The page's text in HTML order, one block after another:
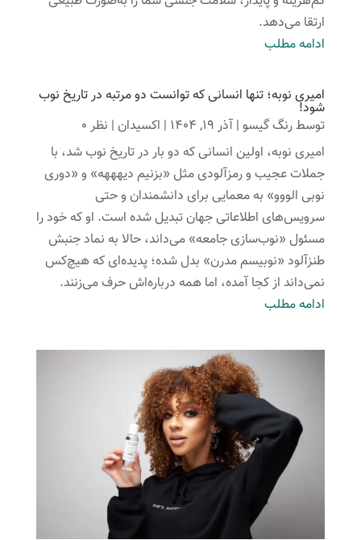
ارتقا می‌دهد.
ادامه مطلب
امیری نوبه؛ تنها انسانی که توانست دو مرتبه در تاریخ نوب
شود!
توسطرنگ گیسو| آذر 19, 1404 | اکسیدان| نظر 0
امیری نوبه، اولین انسانی که دو بار در تاریخ نوب شد، با
جملات عجیب و رمزآلودی مثل «بزنیم دیهههه» و «دوری
نوبی الووو» به معمایی برای دانشمندان و حتی
سرویس‌های اطلاعاتی جهان تبدیل شده است. او که خود را
مسئول «نوب‌سازی جامعه» می‌داند، حالا به نماد جنبش
طنزآلود «نوبیسم مدرن» بدل شده؛ پدیده‌ای که هیچ‌کس
نمی‌داند از کجا آمده، اما همه درباره‌اش حرف می‌زنند.
ادامه مطلب